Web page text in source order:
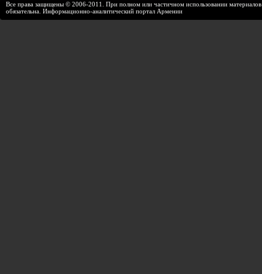
Все права защищены © 2006-2011. При полном или частичном использовании
обязательна. Информационно-аналитический портал Армении